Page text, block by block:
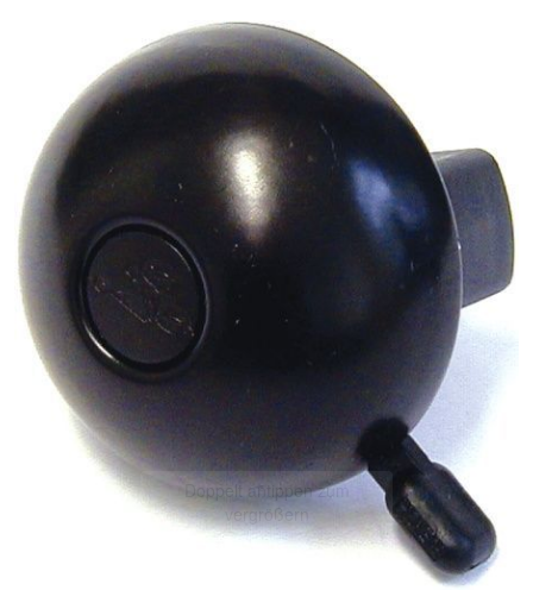
Doppelt antippen zum
vergrößern